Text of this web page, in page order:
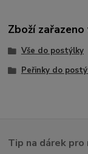
Zboží
Vše do postýlky
Peřinky do
Tip na dárek pro